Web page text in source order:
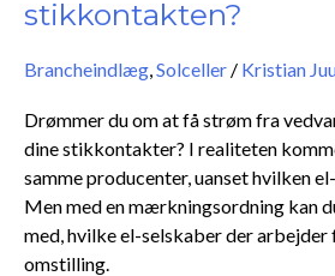
stikkontakten?
Brancheindlæg Solceller / Kristian
Drømmer du om at få strøm fra
dine stikkontakter? I realiteten
samme producenter, uanset hvilken
Men med en mærkningsordning kan
med, hvilke el-selskaber der arbejder
omstilling.
grøn
i
stikkontakten?